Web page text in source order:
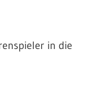
in die